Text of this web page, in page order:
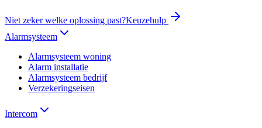
Niet zeker welke oplossing past?Keuzehulp
Alarmsysteem
Alarmsysteem woning
Alarm installatie
Alarmsysteem bedrijf
Verzekeringseisen
Intercom